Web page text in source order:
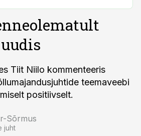
Tiit Niilo kommenteeris
teemaveebi
positiivselt.
Sõrmus
juht